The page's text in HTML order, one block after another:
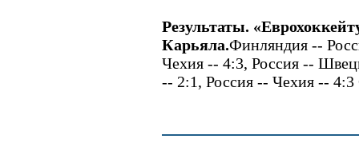
Результаты.
Карьяла.Финляндия --
Чехия -- 4:3, Россия --
-- 2:1, Россия -- Чехия --